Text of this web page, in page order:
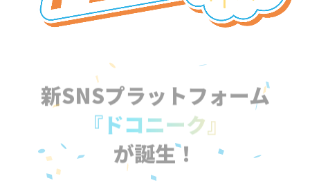
新SNSプラットフォーム
『ドコニーク』
が誕生！